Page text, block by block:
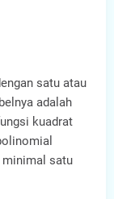
satu atau
adalah
kuadrat
minimal satu